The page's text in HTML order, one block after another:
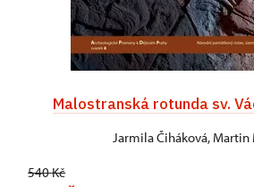
Malostranská rotunda sv.
Jarmila Čiháková,
540 Kč